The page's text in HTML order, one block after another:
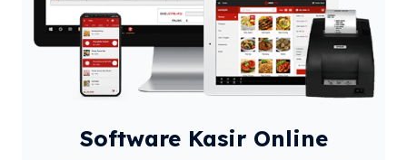
Software Kasir Online